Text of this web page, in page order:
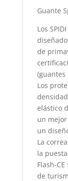
Guante
Los
de
Los
elástico
un
un
La
la
Flash-
de